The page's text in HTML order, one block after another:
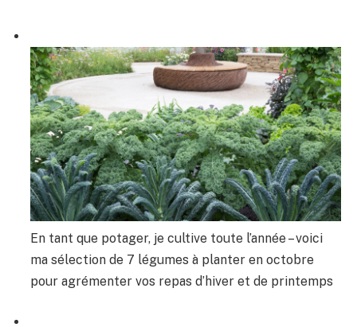
En tant que potager, je cultive toute l’année – voici
ma sélection de 7 légumes à planter en octobre
pour agrémenter vos repas d’hiver et de printemps